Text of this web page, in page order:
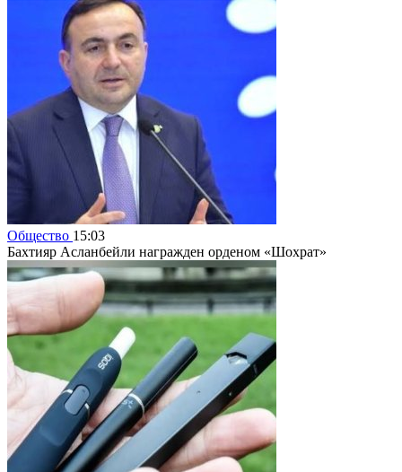
Общество 15:03
Бахтияр Асланбейли награжден орденом «Шохрат»